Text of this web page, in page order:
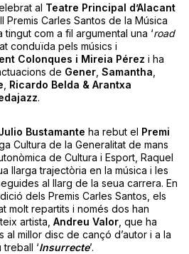
al Teatre Principal d’Alacant
Premis Carles Santos de la Música
tingut com a fil argumental una ‘road
conduïda pels músics i
Colonques i Mireia Pérez i ha
de Gener, Samantha
Ricardo Belda & Arantxa
.
Bustamante ha rebut el Premi
Cultura de la Generalitat de mans
de Cultura i Esport, Raquel
llarga trajectòria en la música i les
al llarg de la seua carrera. En
dels Premis Carles Santos, els
molt repartits i només dos han
artista, Andreu Valor, que ha
al millor disc de cançó d’autor i a la
‘Insurrecte’.